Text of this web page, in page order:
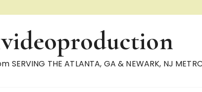
THE ATLANTA, GA & NEWARK, NJ